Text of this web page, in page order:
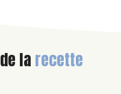
de la recette